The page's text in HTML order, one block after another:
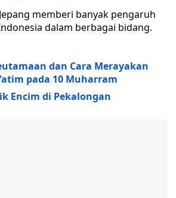
memberi banyak pengaruh
dalam berbagai bidang.
dan Cara Merayakan
pada 10 Muharram
Encim di Pekalongan